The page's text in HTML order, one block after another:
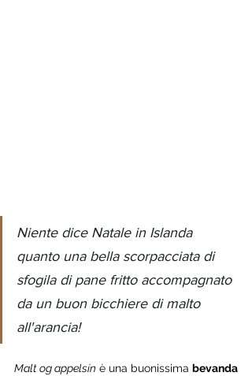
Niente dice Natale in Islanda
quanto una bella scorpacciata di
sfogila di pane fritto accompagnato
da un buon bicchiere di malto
all'arancia!
Malt og appelsín è una buonissima bevanda